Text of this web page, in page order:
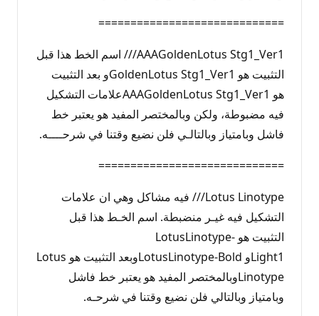
=============================
AAAGoldenLotus Stg1_Ver1/// اسم الخط هذا قبل
التثبيت هو GoldenLotus Stg1_Ver1و بعد التثبيت
هو AAAGoldenLotus Stg1_Ver1علامات التشكيل
فيه مضبوطة، ولكن وبالمختصر المفيد هو يعتبر خط
فاشل وبامتياز وبالتالـي فلن نضيع وقتنا في شرحــــه.
=============================
Lotus Linotype/// فيه مشاكل وهي ان علامات
التشكيل فيه غيـر منضبطة. اسم الخـط هذا قبل
التثبيت هو LotusLinotype-
Light1و LotusLinotype-Boldوبعد التثبيت هو Lotus
Linotypeوبالمختصر المفيد هو يعتبر خط فاشل
وبامتياز وبالتالي فلن نضيع وقتنا في شرحـه.